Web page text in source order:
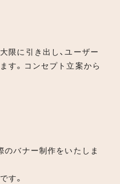
限に引き出し、ユーザー
す。コンセプト立案から
のバナー制作をいたしま
す。